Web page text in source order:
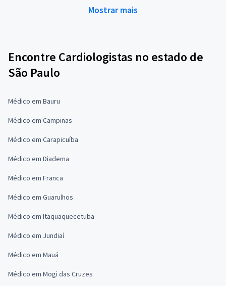
Mostrar mais
Encontre Cardiologistas no estado de
São Paulo
Médico em Bauru
Médico em Campinas
Médico em Carapicuíba
Médico em Diadema
Médico em Franca
Médico em Guarulhos
Médico em Itaquaquecetuba
Médico em Jundiaí
Médico em Mauá
Médico em Mogi das Cruzes